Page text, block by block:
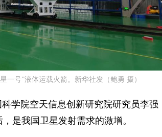
一号”液体运载火箭。新华社发（鲍勇 摄）
学院空天信息创新研究院研究员李强
是我国卫星发射需求的激增。